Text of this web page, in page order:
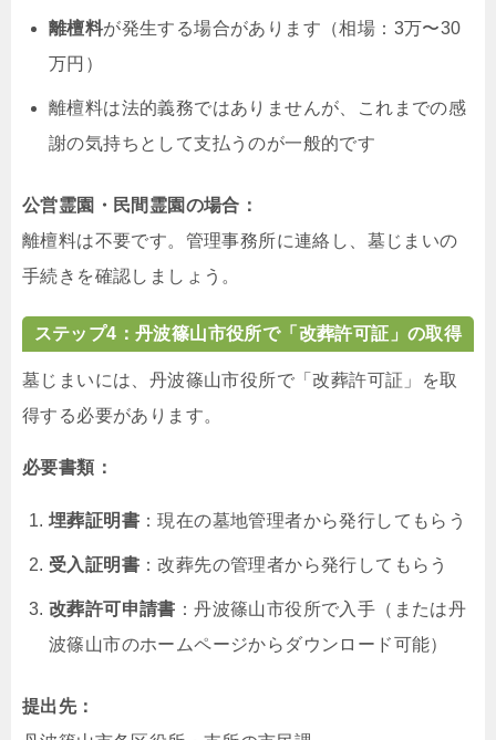
離檀料が発生する場合があります（相場：3万〜30
万円）
離檀料は法的義務ではありませんが、これまでの感
謝の気持ちとして支払うのが一般的です
公営霊園・民間霊園の場合：
離檀料は不要です。管理事務所に連絡し、墓じまいの
手続きを確認しましょう。
ステップ4：丹波篠山市役所で「改葬許可証」の取得
墓じまいには、丹波篠山市役所で「改葬許可証」を取
得する必要があります。
必要書類：
埋葬証明書 ：現在の墓地管理者から発行してもらう
受入証明書 ：改葬先の管理者から発行してもらう
改葬許可申請書 ：丹波篠山市役所で入手（または丹
波篠山市のホームページからダウンロード可能）
提出先：